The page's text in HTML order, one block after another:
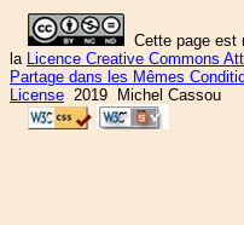
Cette page est
la Licence Creative Commons
Partage dans les Mêmes
License 2019 Michel Cassou